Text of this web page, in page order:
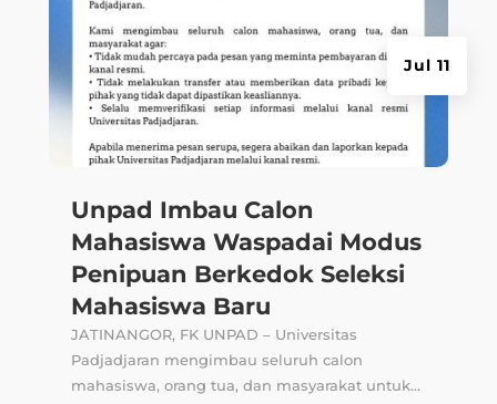
Unpad Imbau Calon
Mahasiswa Waspadai Modus
Penipuan Berkedok Seleksi
Mahasiswa Baru
Jul 11
JATINANGOR, FK UNPAD – Universitas
Padjadjaran mengimbau seluruh calon
mahasiswa, orang tua, dan masyarakat untuk...